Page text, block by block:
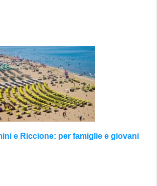
e Riccione: per famiglie e giovani